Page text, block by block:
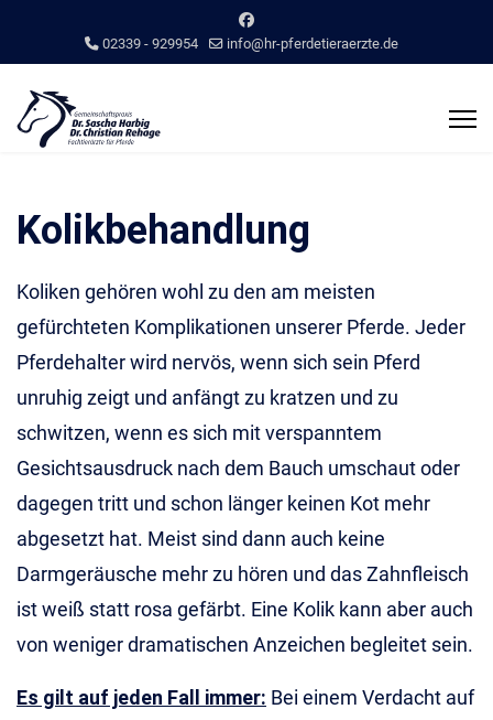
02339 - 929954 info@hr-pferdetieraerzte.de
Kolikbehandlung
Koliken gehören wohl zu den am meisten
gefürchteten Komplikationen unserer Pferde. Jeder
Pferdehalter wird nervös, wenn sich sein Pferd
unruhig zeigt und anfängt zu kratzen und zu
schwitzen, wenn es sich mit verspanntem
Gesichtsausdruck nach dem Bauch umschaut oder
dagegen tritt und schon länger keinen Kot mehr
abgesetzt hat. Meist sind dann auch keine
Darmgeräusche mehr zu hören und das Zahnfleisch
ist weiß statt rosa gefärbt. Eine Kolik kann aber auch
von weniger dramatischen Anzeichen begleitet sein.
Es gilt auf jeden Fall immer: Bei einem Verdacht auf